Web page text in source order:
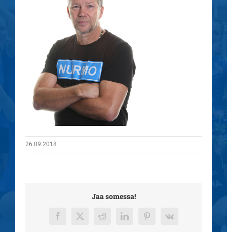
26.09.2018
Jaa somessa!
Facebook
X RedditLinkedInPinterest
Vk